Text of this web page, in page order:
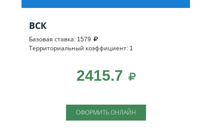
ВСК
Базовая ставка: 1579
Территориальный коэффициент: 1
2415.7
ОФОРМИТЬ ОНЛАЙН